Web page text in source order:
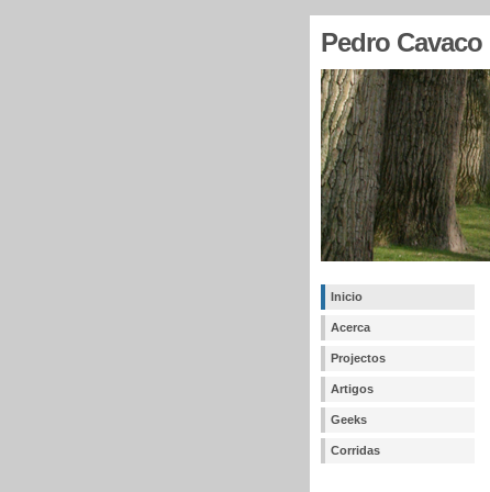
Pedro Cavaco
Inicio
Acerca
Projectos
Artigos
Geeks
Corridas